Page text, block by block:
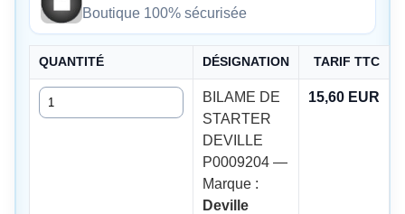
Boutique 100% sécurisée
QUANTITÉ DÉSIGNATION TARIF TTC
Quantité
BILAME DE
STARTER
DEVILLE
P0009204 —
Marque :
Deville
15,60 EUR